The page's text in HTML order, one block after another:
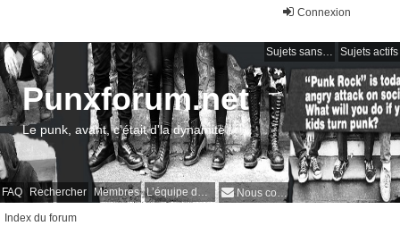
Connexion
Sujets sans réponse Sujets actifs
FAQ Rechercher Membres L’équipe du forum Nous contacter
Punxforum.net
Le punk, avant, c'était d'la dynamite !
Index du forum